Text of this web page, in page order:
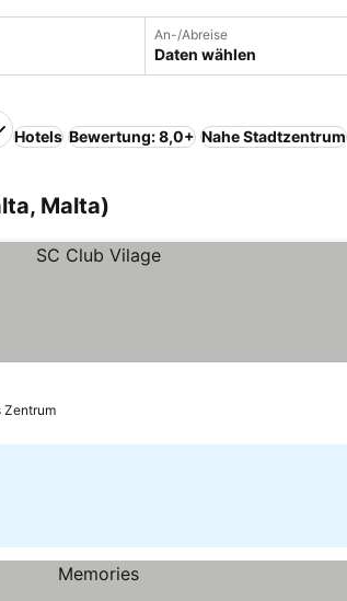
An-/Abreise
Daten wählen
Hotels Bewertung: 8,0+ Nahe Stadtzentrum
Malta)
Zentrum